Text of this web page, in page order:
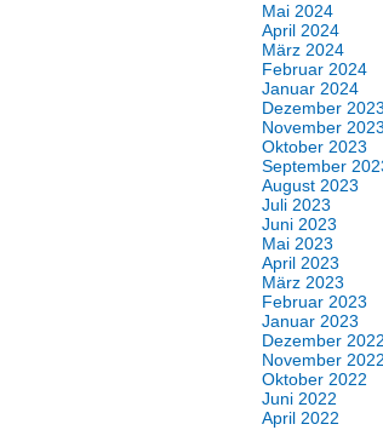
Mai 2024
April 2024
März 2024
Februar 2024
Januar 2024
Dezember 2023
November 2023
Oktober 2023
September
August 2023
Juli 2023
Juni 2023
Mai 2023
April 2023
März 2023
Februar 2023
Januar 2023
Dezember 2022
November 2022
Oktober 2022
Juni 2022
April 2022